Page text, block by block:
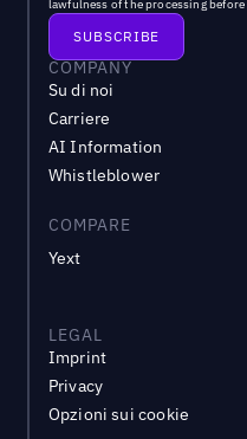
lawfulness of the processing
COMPANY
Su di noi
Carriere
AI Information
Whistleblower
COMPARE
Yext
LEGAL
Imprint
Privacy
Opzioni sui cookie